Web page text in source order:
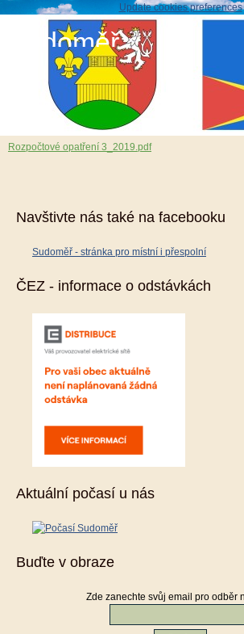
Update cookies preferences
Sudoměř
Rozpočtové opatření 3_2019
28. 2. 2019
Rozpočtové opatření 3_2019.pdf
Navštivte nás také na facebooku
Sudoměř - stránka pro místní i přespolní
ČEZ - informace o odstávkách
Aktuální počasí u nás
Buďte v obraze
Zde zanechte svůj email pro odběr